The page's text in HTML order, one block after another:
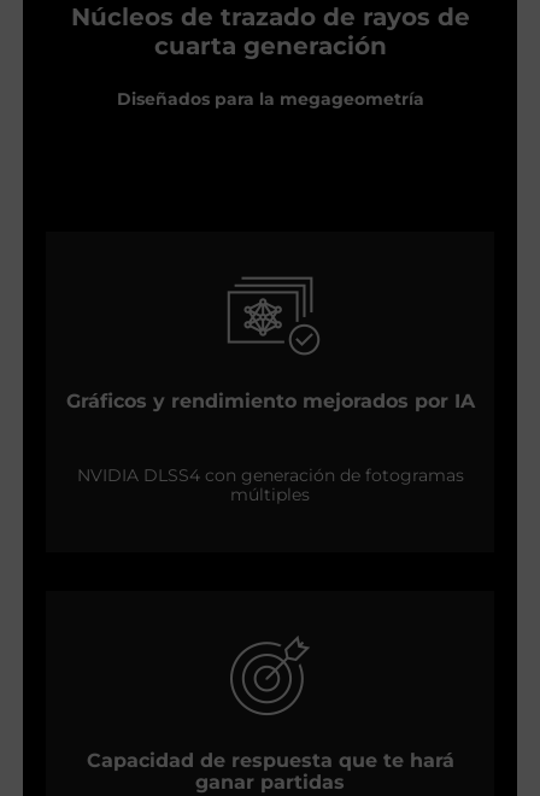
Núcleos de trazado de rayos de
cuarta generación
Diseñados para la megageometría
Gráficos y rendimiento mejorados por IA
NVIDIA DLSS4 con generación de fotogramas
múltiples
Capacidad de respuesta que te hará
ganar partidas